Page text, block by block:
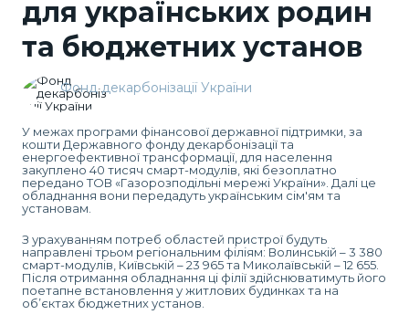
для українських родин
та бюджетних установ
Фонд декарбонізації України
У межах програми фінансової державної підтримки, за
кошти Державного фонду декарбонізації та
енергоефективної трансформації, для населення
закуплено 40 тисяч смарт-модулів, які безоплатно
передано ТОВ «Газорозподільні мережі України». Далі це
обладнання вони передадуть українським сім'ям та
установам.
З урахуванням потреб областей пристрої будуть
направлені трьом регіональним філіям: Волинській – 3 380
смарт-модулів, Київській – 23 965 та Миколаївській – 12 655.
Після отримання обладнання ці філії здійснюватимуть його
поетапне встановлення у житлових будинках та на
об’єктах бюджетних установ.